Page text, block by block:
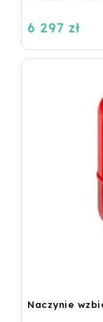
6 297 zł
Naczynie